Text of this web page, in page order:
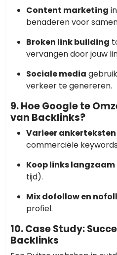
Content marketing
benaderen voor
Broken link building
vervangen door jouw
Sociale media
verkeer te genereren.
9. Hoe Google te
van Backlinks?
Varieer ankerteksten
commerciële
Koop links langzaam
tijd).
Mix dofollow en
profiel.
10. Case Study:
Backlinks